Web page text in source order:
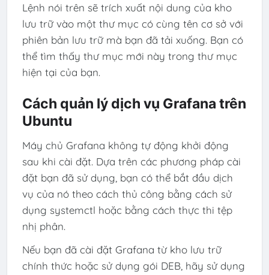
Lệnh nói trên sẽ trích xuất nội dung của kho
lưu trữ vào một thư mục có cùng tên cơ sở với
phiên bản lưu trữ mà bạn đã tải xuống. Bạn có
thể tìm thấy thư mục mới này trong thư mục
hiện tại của bạn.
Cách quản lý dịch vụ Grafana trên
Ubuntu
Máy chủ Grafana không tự động khởi động
sau khi cài đặt. Dựa trên các phương pháp cài
đặt bạn đã sử dụng, bạn có thể bắt đầu dịch
vụ của nó theo cách thủ công bằng cách sử
dụng systemctl hoặc bằng cách thực thi tệp
nhị phân.
Nếu bạn đã cài đặt Grafana từ kho lưu trữ
chính thức hoặc sử dụng gói DEB, hãy sử dụng